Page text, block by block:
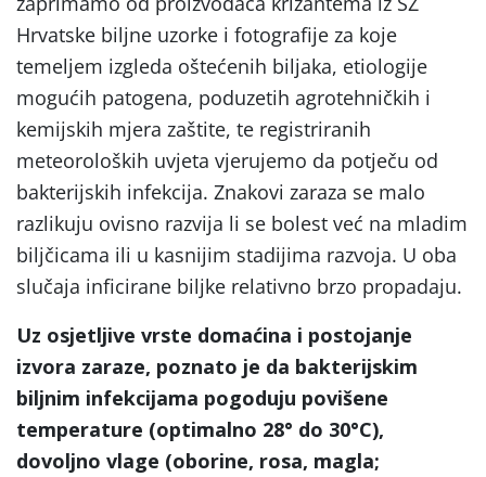
Hrvatske biljne uzorke i fotografije za koje
temeljem izgleda oštećenih biljaka, etiologije
mogućih patogena, poduzetih agrotehničkih i
kemijskih mjera zaštite, te registriranih
meteoroloških uvjeta vjerujemo da potječu od
bakterijskih infekcija. Znakovi zaraza se malo
razlikuju ovisno razvija li se bolest već na mladim
biljčicama ili u kasnijim stadijima razvoja. U oba
slučaja inficirane biljke relativno brzo propadaju.
Uz osjetljive vrste domaćina i postojanje
izvora zaraze, poznato je da bakterijskim
biljnim infekcijama pogoduju povišene
temperature (optimalno 28° do 30°C),
dovoljno vlage (oborine, rosa, magla;